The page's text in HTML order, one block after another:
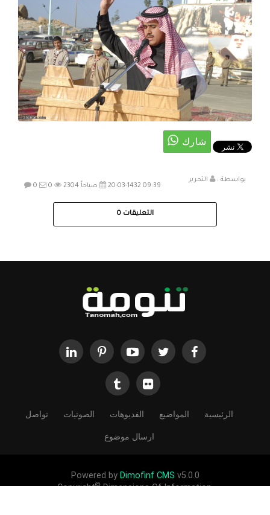
بواسطة :
التحرير
20-03-1432 09:39 صباحاً
0 0 2304
التعليقات 0
الرئيسية المواضيع الفديوهات الصوتيات تواصل
ارسال موضوع
Powered by Dimofinf CMS v5.0.0
Copyright©Dimensions Of Information.